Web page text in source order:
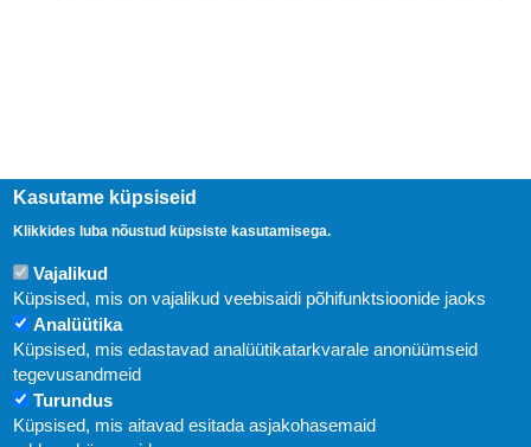
KIRJASTUS PEGASUS OÜ © 2020
Paldiski mnt. 29 (A korpus VI korrus), Tallinn
Üldtelefon: 666 1720
Kasutame küpsiseid
Klikkides luba nõustud küpsiste kasutamisega.
Vajalikud
Küpsised, mis on vajalikud veebisaidi põhifunktsioonide jaoks
Analüütika
Küpsised, mis edastavad analüütikatarkvarale anonüümseid
tegevusandmeid
Turundus
Küpsised, mis aitavad esitada asjakohasemaid